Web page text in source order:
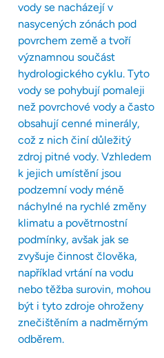
vody se nacházejí v
nasycených zónách pod
povrchem země a tvoří
významnou součást
hydrologického cyklu. Tyto
vody se pohybují pomaleji
než povrchové vody a často
obsahují cenné minerály,
což z nich činí důležitý
zdroj pitné vody. Vzhledem
k jejich umístění jsou
podzemní vody méně
náchylné na rychlé změny
klimatu a povětrnostní
podmínky, avšak jak se
zvyšuje činnost člověka,
například vrtání na vodu
nebo těžba surovin, mohou
být i tyto zdroje ohroženy
znečištěním a nadměrným
odběrem.